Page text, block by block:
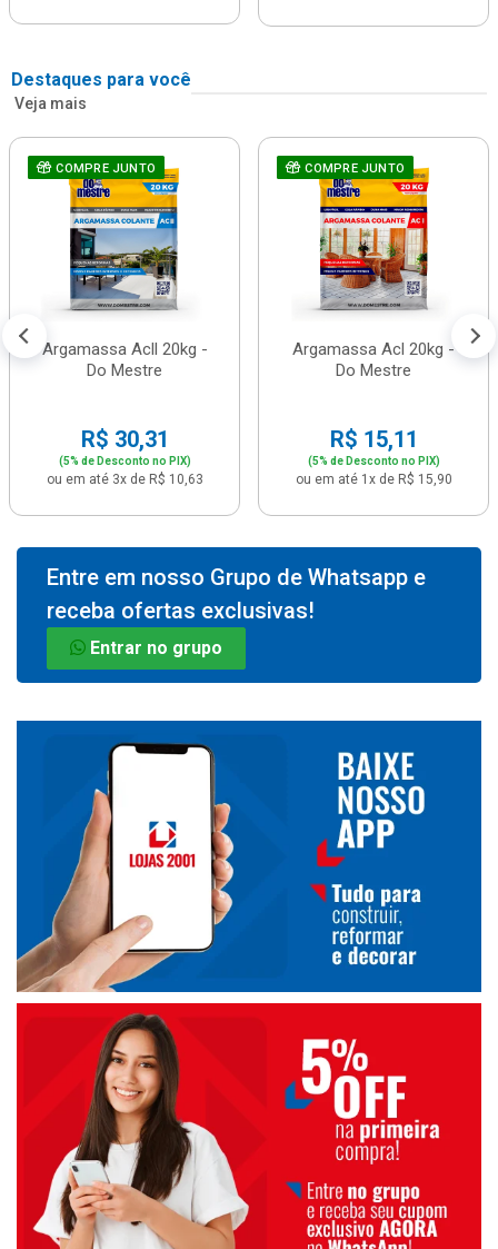
Destaques para você
Veja mais
COMPRE JUNTO
Argamassa Acll 20kg -
Do Mestre
R$ 30,31
(5% de Desconto no PIX)
ou em até 3x de R$ 10,63
COMPRE JUNTO
Argamassa Acl 20kg -
Do Mestre
R$ 15,11
(5% de Desconto no PIX)
ou em até 1x de R$ 15,90
Entre em nosso Grupo de Whatsapp e
receba ofertas exclusivas!
Entrar no grupo